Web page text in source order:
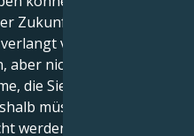
Zukunftswünsche -
von Ihnen, dass
aber nicht auf eine
die Sie hegen, können
müssen sie jetzt auf
werden, um etwas zu